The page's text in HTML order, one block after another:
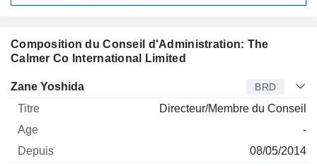
Composition du Conseil d'Administration: The
Calmer Co International Limited
Administrateur
Zane Yoshida BRD
Directeur/Membre du Conseil
-
08/05/2014